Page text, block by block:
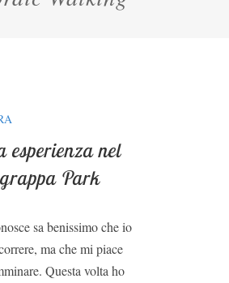
esperienza nel
Park
sa benissimo che io
ma che mi piace
Questa volta ho